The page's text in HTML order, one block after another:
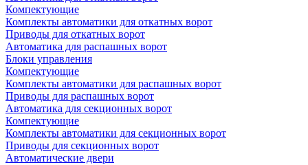
Компектующие
Комплекты автоматики для откатных ворот
Приводы для откатных ворот
Автоматика для распашных ворот
Блоки управления
Компектующие
Комплекты автоматики для распашных ворот
Приводы для распашных ворот
Автоматика для секционных ворот
Компектующие
Комплекты автоматики для секционных ворот
Приводы для секционных ворот
Автоматические двери